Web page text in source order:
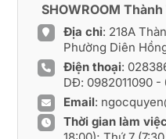
SHOWROOM
Địa chỉ: 218A
Phường Diên
Điện thoại:
DĐ: 0982011090-
Email:
Thời gian làm việc